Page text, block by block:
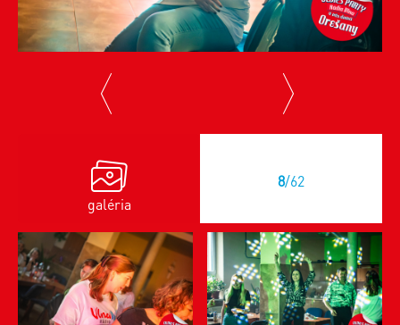
galéria
8/62